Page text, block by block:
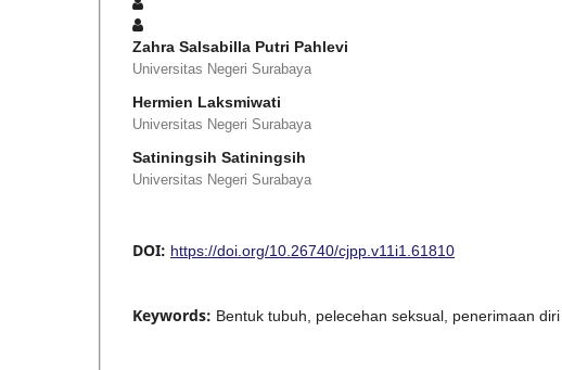
Zahra Salsabilla Putri Pahlevi
Universitas Negeri Surabaya
Hermien Laksmiwati
Universitas Negeri Surabaya
Satiningsih Satiningsih
Universitas Negeri Surabaya
DOI: https://doi.org/10.26740/cjpp.v11i1.61810
Keywords: Bentuk tubuh, pelecehan seksual, penerimaan diri